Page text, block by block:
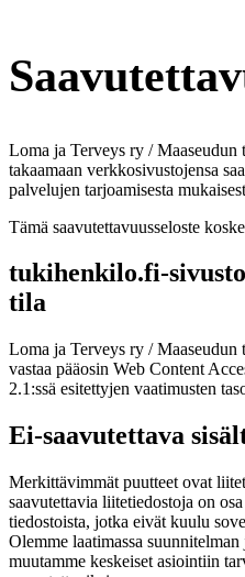
Loma ja Terveys ry /
takaamaan verkkosivustojensa
palvelujen tarjoamisesta
Tämä saavutettavuusseloste
tukihenkilo.fi-
tila
Loma ja Terveys ry /
vastaa pääosin Web Content
2.1:ssä esitettyjen vaatimusten
Ei-saavutettava
Merkittävimmät puutteet ovat
saavutettavia liitetiedostoja on
tiedostoista, jotka eivät kuulu
Olemme laatimassa
muutamme keskeiset asiointiin